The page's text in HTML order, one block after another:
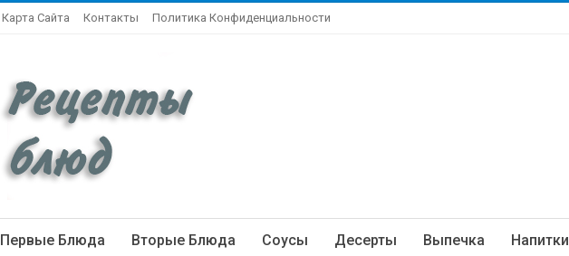
Карта Сайта Контакты Политика Конфиденциальности
Первые Блюда Вторые Блюда Соусы Десерты Выпечка Напитки